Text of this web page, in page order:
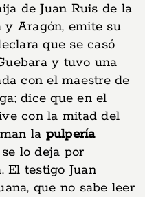
de Juan Ruis de la
y Aragón, emite su
que se casó
y tuvo una
con el maestre de
dice que en el
con la mitad del
la pulpería
lo deja por
El testigo Juan
que no sabe leer